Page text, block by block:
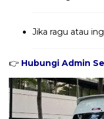
Jika ragu atau
👉 Hubungi Admin